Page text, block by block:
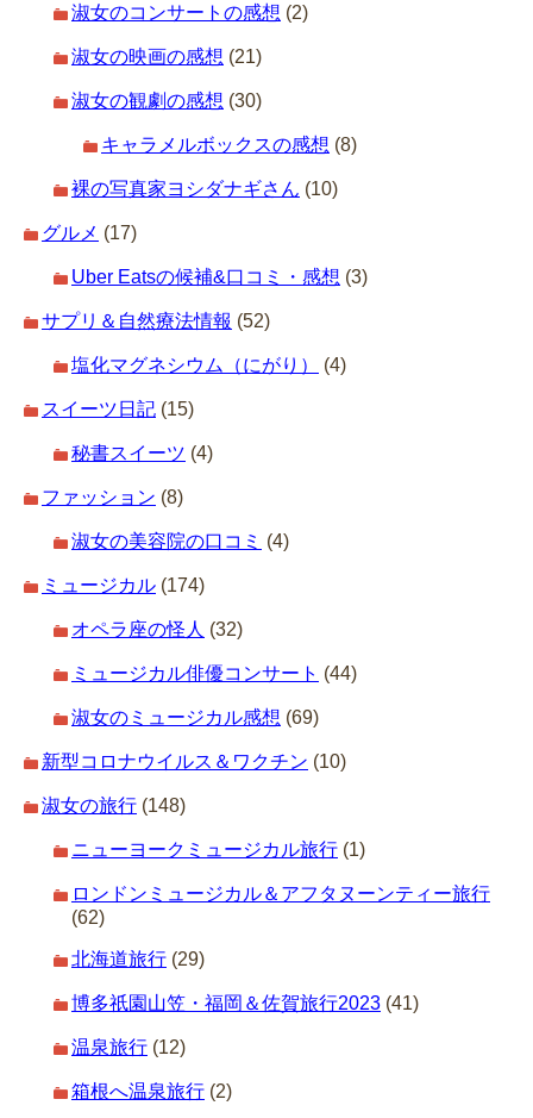
淑女のコンサートの感想 (2)
淑女の映画の感想 (21)
淑女の観劇の感想 (30)
キャラメルボックスの感想 (8)
裸の写真家ヨシダナギさん (10)
グルメ (17)
Uber Eatsの候補&口コミ・感想 (3)
サプリ＆自然療法情報 (52)
塩化マグネシウム（にがり） (4)
スイーツ日記 (15)
秘書スイーツ (4)
ファッション (8)
淑女の美容院の口コミ (4)
ミュージカル (174)
オペラ座の怪人 (32)
ミュージカル俳優コンサート (44)
淑女のミュージカル感想 (69)
新型コロナウイルス＆ワクチン (10)
淑女の旅行 (148)
ニューヨークミュージカル旅行 (1)
ロンドンミュージカル＆アフタヌーンティー旅行
(62)
北海道旅行 (29)
博多祇園山笠・福岡＆佐賀旅行2023 (41)
温泉旅行 (12)
箱根へ温泉旅行 (2)